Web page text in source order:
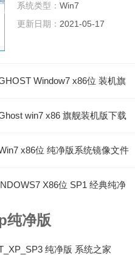
系统类型： Win7
更新日期： 2021-05-17
Window7 x86位 装机旗
win7 x86 旗舰装机版下载
x86位 纯净版系统镜像文件
X86位 SP1 经典纯净
纯净版
纯净版 系统之家